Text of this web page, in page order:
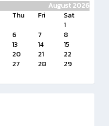
August 2026
Thu Fri
Sat
1
6 7
8
13 14
15
20 21
22
27 28
29